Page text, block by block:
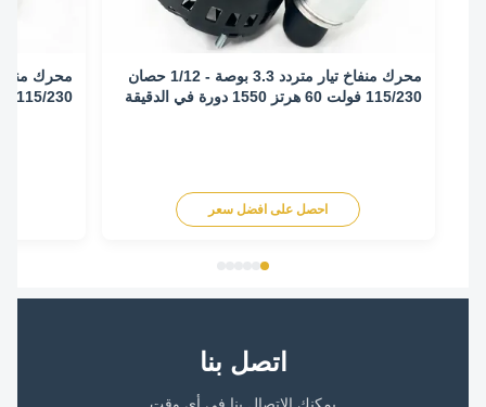
محرك منفاخ تيار متردد 3.3 بوصة - 1/12 حصان
115/230 فولت 60 هرتز 1550 دورة في الدقيقة
احصل على افضل سعر
115/230 فولت 60 هرتز 1550 دورة في الدقيقة
اتصل بنا